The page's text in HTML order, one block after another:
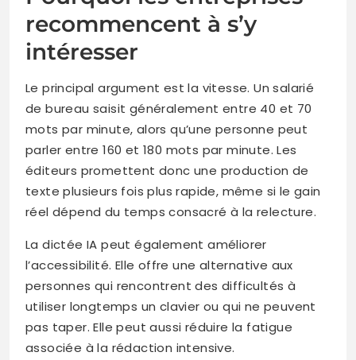
recommencent à s’y
intéresser
Le principal argument est la vitesse. Un salarié
de bureau saisit généralement entre 40 et 70
mots par minute, alors qu’une personne peut
parler entre 160 et 180 mots par minute. Les
éditeurs promettent donc une production de
texte plusieurs fois plus rapide, même si le gain
réel dépend du temps consacré à la relecture.
La dictée IA peut également améliorer
l’accessibilité. Elle offre une alternative aux
personnes qui rencontrent des difficultés à
utiliser longtemps un clavier ou qui ne peuvent
pas taper. Elle peut aussi réduire la fatigue
associée à la rédaction intensive.